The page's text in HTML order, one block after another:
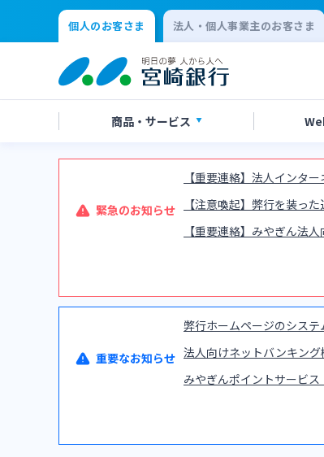
個人のお客さま 法人・個人事業主のお客さま
商品・ サービス
クレジットカード
定期的なお客さま情報ご提供のお願い
緊急のお知らせ
【重要連絡】法人インタ
【注意喚起】弊行を装っ
【重要連絡】みやぎん法
重要なお知らせ
弊行ホームページのシス
法人向けネットバンキン
みやぎんポイントサービ